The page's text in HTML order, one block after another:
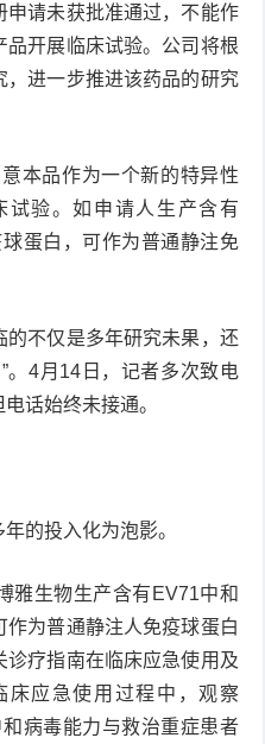
请未获批准通过，不能作
开展临床试验。公司将根
进一步推进该药品的研究
本品作为一个新的特异性
试验。如申请人生产含有
蛋白，可作为普通静注免
不仅是多年研究未果，还
。4月14日，记者多次致电
话始终未接通。
的投入化为泡影。
雅生物生产含有EV71中和
为普通静注人免疫球蛋白
疗指南在临床应急使用及
床应急使用过程中，观察
病毒能力与救治重症患者